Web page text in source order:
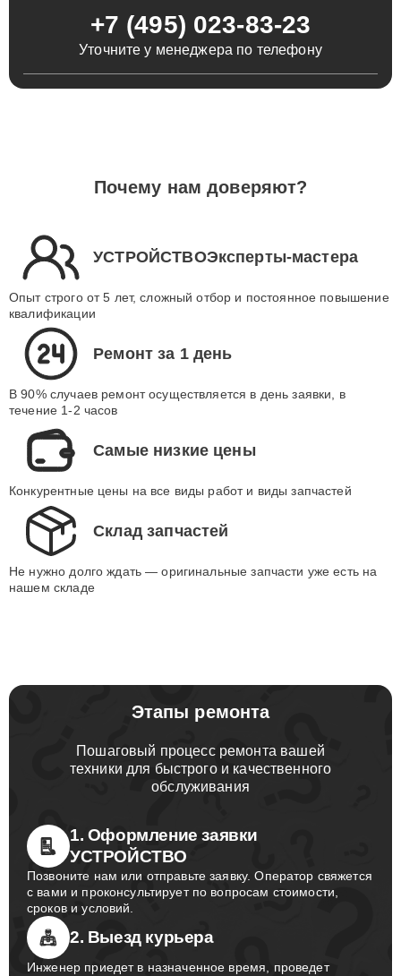
+7 (495) 023-83-23
Уточните у менеджера по телефону
Почему нам доверяют?
УСТРОЙСТВОЭксперты-мастера
Опыт строго от 5 лет, сложный отбор и постоянное повышение
квалификации
Ремонт за 1 день
В 90% случаев ремонт осуществляется в день заявки, в
течение 1-2 часов
Самые низкие цены
Конкурентные цены на все виды работ и виды запчастей
Склад запчастей
Не нужно долго ждать — оригинальные запчасти уже есть на
нашем складе
Этапы ремонта
Пошаговый процесс ремонта вашей
техники для быстрого и качественного
обслуживания
1. Оформление заявки
УСТРОЙСТВО
Позвоните нам или отправьте заявку. Оператор свяжется
с вами и проконсультирует по вопросам стоимости,
сроков и условий.
2. Выезд курьера
Инженер приедет в назначенное время, проведет